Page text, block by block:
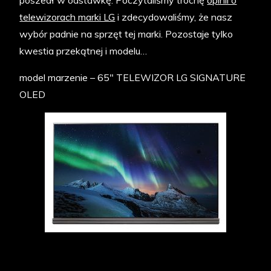
telewizorach marki LG i zdecydowaliśmy, że nasz
wybór padnie na sprzęt tej marki. Pozostaje tylko
kwestia przekątnej i modelu…
model marzenie – 65″ TELEWIZOR LG SIGNATURE
OLED